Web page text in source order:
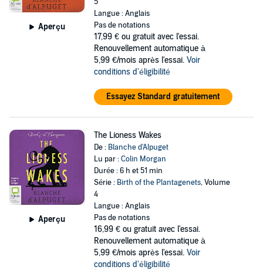
Aperçu
Langue : Anglais
Pas de notations
17,99 € ou gratuit avec l'essai.
Renouvellement automatique à
5,99 €/mois après l'essai. Voir
conditions d'éligibilité
Essayez Standard gratuitement
Aperçu
The Lioness Wakes
De : Blanche d'Alpuget
Lu par :Colin Morgan
Durée : 6 h et 51 min
Série : Birth of the Plantagenets, Volume
4
Langue : Anglais
Pas de notations
16,99 € ou gratuit avec l'essai.
Renouvellement automatique à
5,99 €/mois après l'essai. Voir
conditions d'éligibilité